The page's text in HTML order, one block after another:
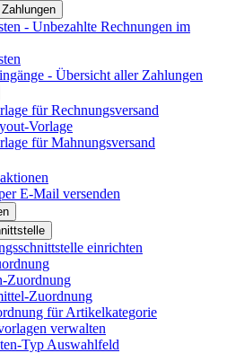
- Unbezahlte Rechnungen im
- Übersicht aller Zahlungen
für Rechnungsversand
Vorlage
für Mahnungsversand
E-Mail versenden
einrichten
Zuordnung
Zuordnung
für Artikelkategorie
verwalten
Typ Auswahlfeld